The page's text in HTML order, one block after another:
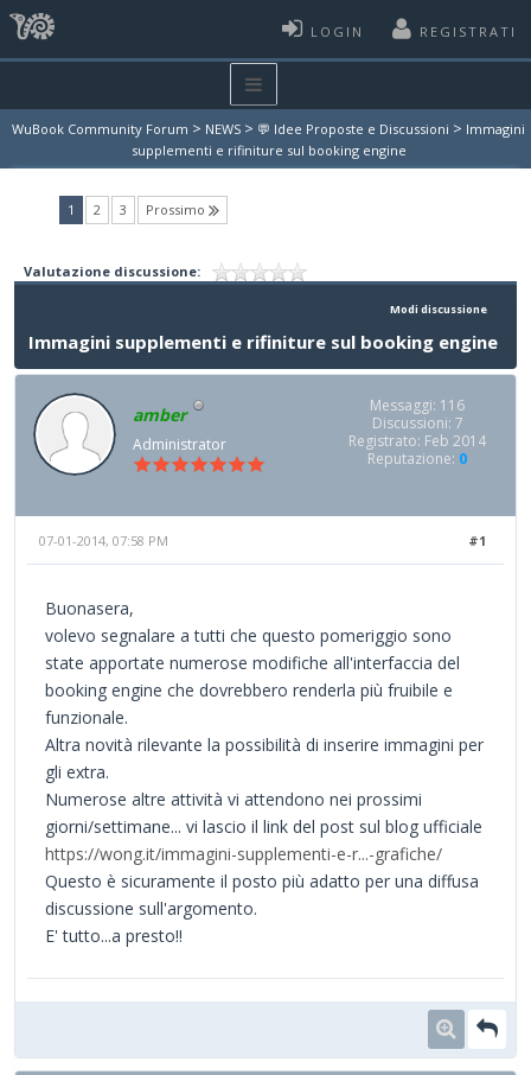
LOGIN REGISTRATI
WuBook Community Forum > NEWS > 💬 Idee Proposte e Discussioni > Immagini
supplementi e rifiniture sul booking engine
1 (current)
2 3 Prossimo
Valutazione discussione:
Modi discussione
Immagini supplementi e rifiniture sul booking engine
amber
Administrator
Messaggi: 116
Discussioni: 7
Registrato: Feb 2014
Reputazione: 0
#1
07-01-2014, 07:58 PM
Buonasera,
volevo segnalare a tutti che questo pomeriggio sono
state apportate numerose modifiche all'interfaccia del
booking engine che dovrebbero renderla più fruibile e
funzionale.
Altra novità rilevante la possibilità di inserire immagini per
gli extra.
Numerose altre attività vi attendono nei prossimi
giorni/settimane... vi lascio il link del post sul blog ufficiale
https://wong.it/immagini-supplementi-e-r...-grafiche/
Questo è sicuramente il posto più adatto per una diffusa
discussione sull'argomento.
E' tutto...a presto!!